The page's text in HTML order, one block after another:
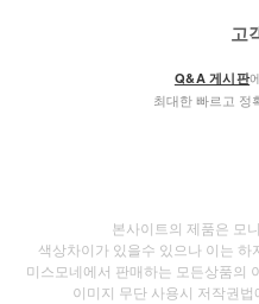
고
Q&A 게시판
최대한 빠르고 정
본사이트의 제품은 모
색상차이가 있을수 있으나 이는 하
미스모네에서 판매하는 모든상품의
이미지 무단 사용시 저작권